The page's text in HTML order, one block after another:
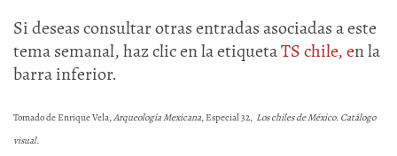
Si deseas consultar otras entradas asociadas a este
tema semanal, haz clic en la etiquetaTS chile, en la
barra inferior.
Tomado de Enrique Vela,Arqueología Mexicana, Especial 32, Los chiles de México. Catálogo
visual.